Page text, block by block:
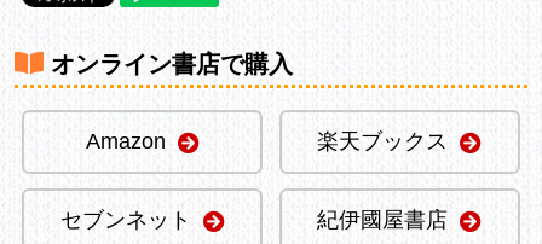
オンライン書店で購入
Amazon 楽天ブックス
セブンネット 紀伊國屋書店